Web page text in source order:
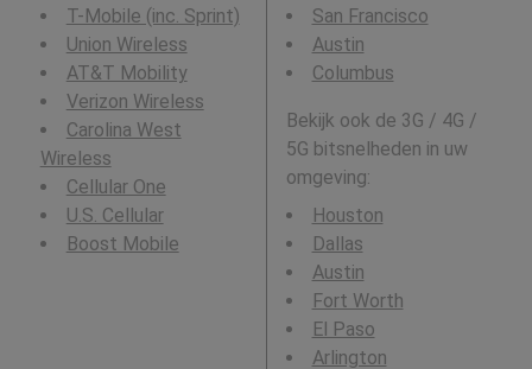
T-Mobile (inc. Sprint)
Union Wireless
AT&T Mobility
Verizon Wireless
Carolina West
Wireless
Cellular One
U.S. Cellular
Boost Mobile
San Francisco
Austin
Columbus
Bekijk ook de 3G / 4G /
5G bitsnelheden in uw
omgeving:
Houston
Dallas
Austin
Fort Worth
El Paso
Arlington